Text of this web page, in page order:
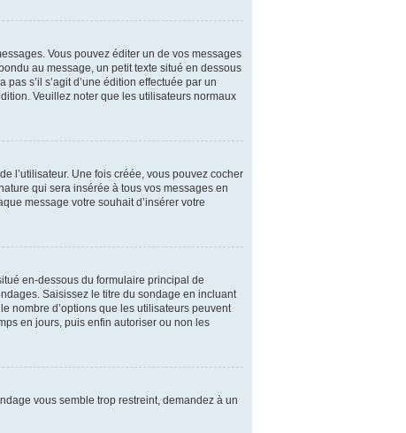
Vous pouvez éditer un de vos messages
au message, un petit texte situé en dessous
s’il s’agit d’une édition effectuée par un
Veuillez noter que les utilisateurs normaux
l’utilisateur. Une fois créée, vous pouvez cocher
qui sera insérée à tous vos messages en
message votre souhait d’insérer votre
en-dessous du formulaire principal de
Saisissez le titre du sondage en incluant
nombre d’options que les utilisateurs peuvent
en jours, puis enfin autoriser ou non les
vous semble trop restreint, demandez à un